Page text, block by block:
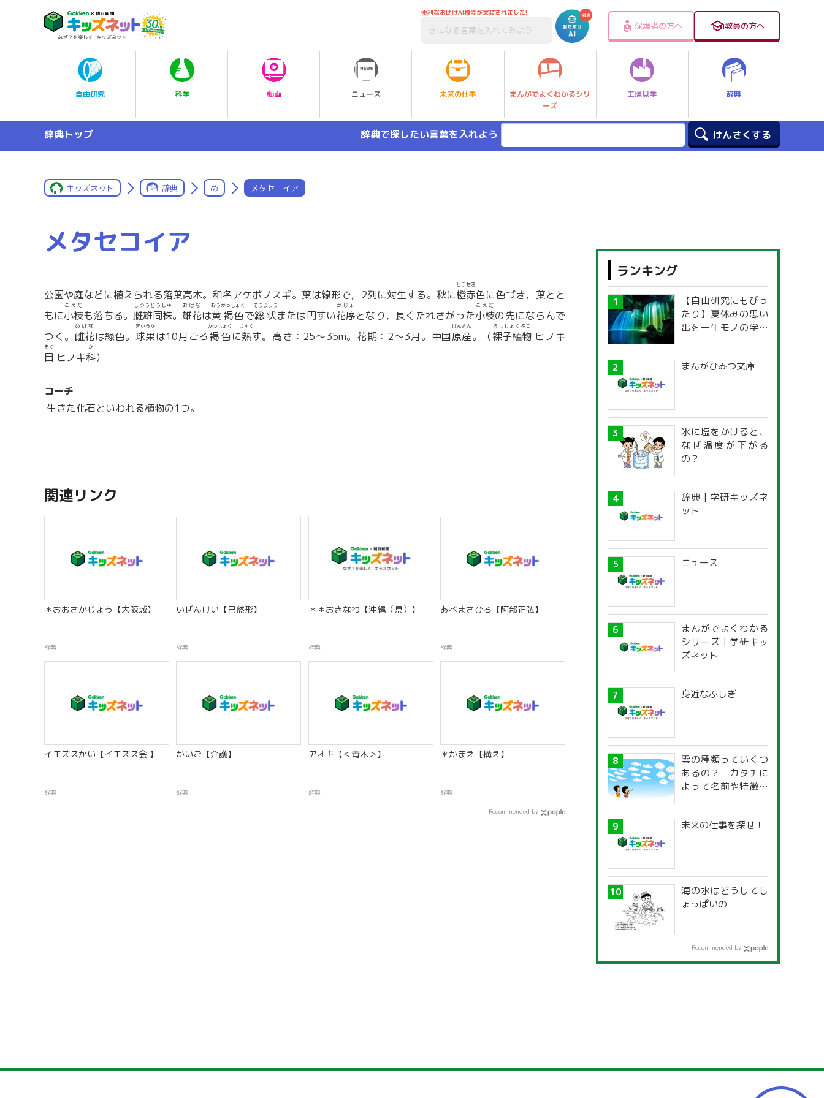
便利なお助けAI機能が実装されました!
保護者の方へ 教員の方へ
自由研究 科学 動画 ニュース 未来の仕事
まんがでよくわかるシリ
ーズ
工場見学 辞典
辞典トップ 辞典で探したい言葉を入れよう
キッズネット 辞典 め メタセコイア
メタセコイア
公園や庭などに植えられる落葉高木。和名アケボノスギ。葉は線形で，2列に対生する。秋に橙赤
とうせき
色に色づき，葉とと
もに小枝
こえだ
も落ちる。 雌雄同株
しゆうどうしゅ
。 雄花
おばな
は黄褐色
おうかっしょく
で総状
そうじょう
または円すい花序
かじょ
となり，長くたれさがった小枝
こえだ
の先にならんで
つく。 雌花
めばな
は緑色。 球果
きゅうか
は10月ごろ褐色
かっしょく
に熟
じゅく
す。高さ：25〜35m。花期：2〜3月。中国原産
げんさん
。（裸子植物
らししょくぶつ
ヒノキ
目
もく
ヒノキ科
か
）
コーチ
生きた化石といわれる植物の1つ。
関連リンク
＊おおさかじょう【大阪城】
辞典
いぜんけい【已然形】
辞典
＊＊おきなわ【沖縄（県）】
辞典
あべまさひろ【阿部正弘】
辞典
イエズスかい【イエズス会 】
辞典
かいご【介護】
辞典
アオキ【＜青木＞】
辞典
＊かまえ【構え】
辞典
Recommended by
ランキング
【自由研究にもぴっ
たり】夏休みの思い
出を一生モノの学び
探究ガイド
まんがひみつ文庫
氷に塩をかけると、
なぜ温度が下がる
の？
辞典 | 学研キッズネ
ット
ニュース
まんがでよくわかる
シリーズ | 学研キッ
ズネット
身近なふしぎ
雲の種類っていくつ
あるの？ カタチに
よって名前や特徴が
未来の仕事を探せ！
海の水はどうしてし
ょっぱいの
Recommended by